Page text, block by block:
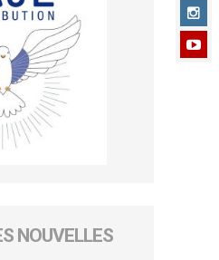
NOUVELLES